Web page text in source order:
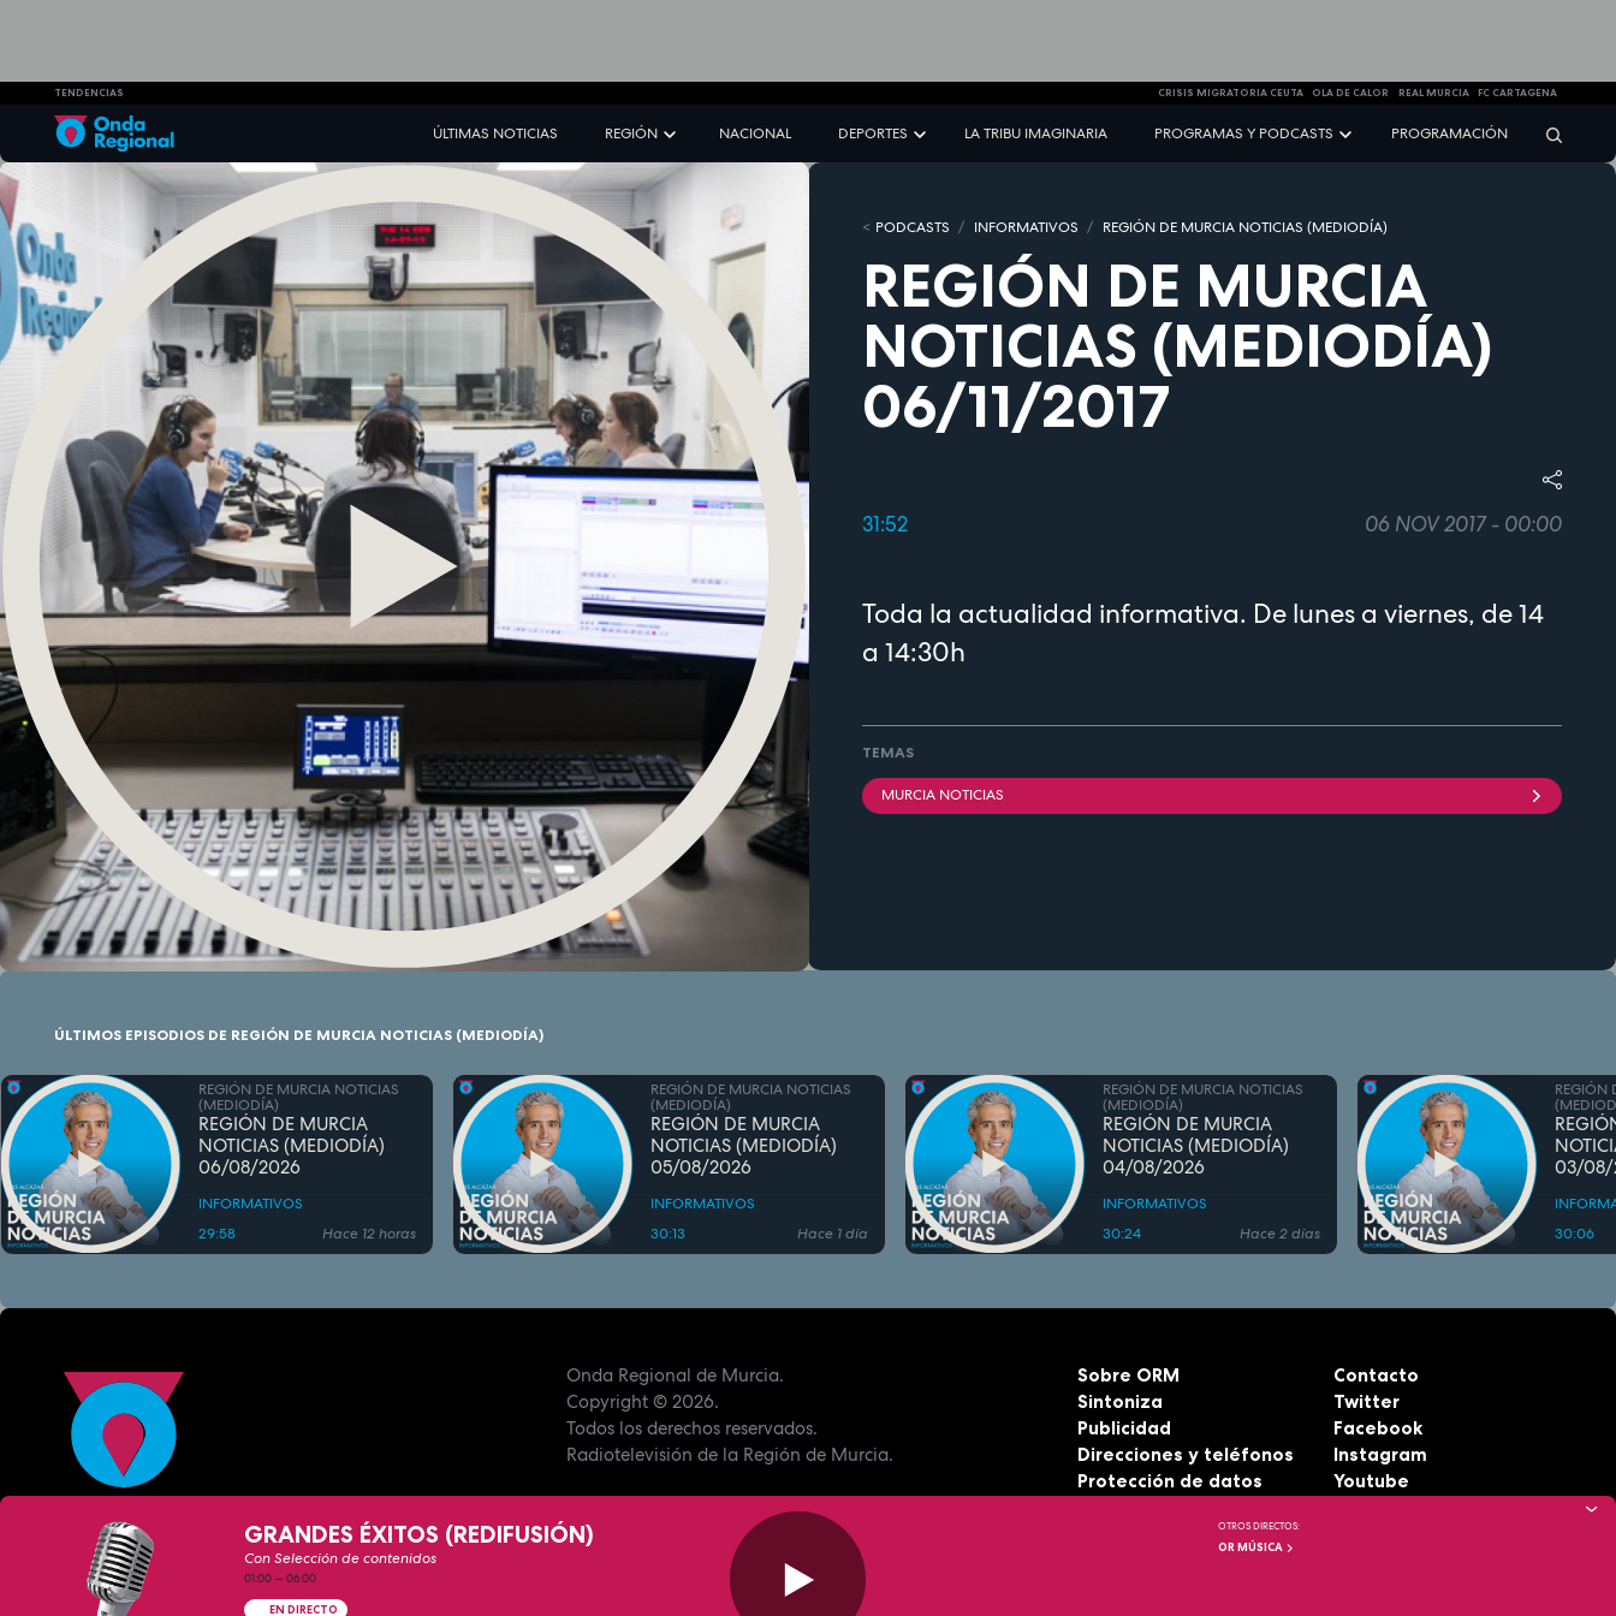
TENDENCIAS CRISIS MIGRATORIA CEUTA OLA DE CALOR REAL MURCIA FC CARTAGENA
ÚLTIMAS NOTICIAS REGIÓN NACIONAL DEPORTES LA TRIBU IMAGINARIA PROGRAMAS Y PODCASTS PROGRAMACIÓN
PODCASTS INFORMATIVOS REGIÓN DE MURCIA NOTICIAS (MEDIODÍA)
REGIÓN DE MURCIA
NOTICIAS (MEDIODÍA)
06/11/2017
31:52 06 NOV 2017 - 00:00
Toda la actualidad informativa. De lunes a viernes, de 14
a 14:30h
TEMAS
MURCIA NOTICIAS
ÚLTIMOS EPISODIOS DE REGIÓN DE MURCIA NOTICIAS (MEDIODÍA)
REGIÓN DE MURCIA NOTICIAS
(MEDIODÍA)
REGIÓN DE MURCIA
NOTICIAS (MEDIODÍA)
06/08/2026
INFORMATIVOS
29:58
Hace 12 horas
REGIÓN DE MURCIA NOTICIAS
(MEDIODÍA)
REGIÓN DE MURCIA
NOTICIAS (MEDIODÍA)
05/08/2026
INFORMATIVOS
30:13
Hace 1 día
REGIÓN DE MURCIA NOTICIAS
(MEDIODÍA)
REGIÓN DE MURCIA
NOTICIAS (MEDIODÍA)
04/08/2026
INFORMATIVOS
30:24
Hace 2 días
REGIÓN
03/08/
30:06
Onda Regional de Murcia.
Copyright© 2026.
Todos los derechos reservados.
Radiotelevisión de la Región de Murcia.
Sobre ORM
Sintoniza
Publicidad
Direcciones y teléfonos
Protección de datos
Contacto
Twitter
Facebook
Instagram
Youtube
GRANDES ÉXITOS (REDIFUSIÓN)
Con Selección de contenidos
01:00—06:00
EN DIRECTO
OTROS DIRECTOS:
OR MÚSICA